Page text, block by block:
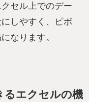
セル上でのデー
しやすく、ピボ
なります。
るエクセルの機